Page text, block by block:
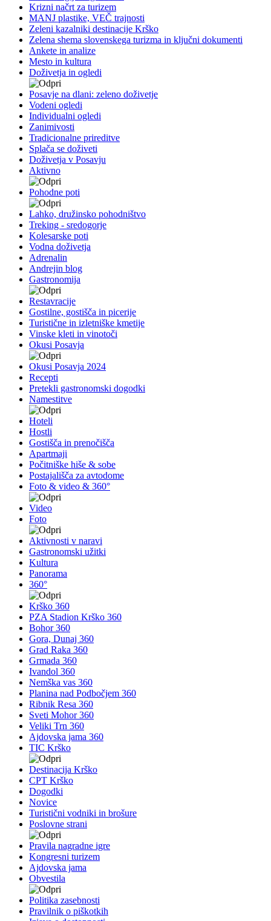
Krizni načrt za turizem
MANJ plastike, VEČ trajnosti
Zeleni kazalniki destinacije Krško
Zelena shema slovenskega turizma in ključni dokumenti
Ankete in analize
Mesto in kultura
Doživetja in ogledi
Posavje na dlani: zeleno doživetje
Vodeni ogledi
Individualni ogledi
Zanimivosti
Tradicionalne prireditve
Splača se doživeti
Doživetja v Posavju
Aktivno
Pohodne poti
Lahko, družinsko pohodništvo
Treking - sredogorje
Kolesarske poti
Vodna doživetja
Adrenalin
Andrejin blog
Gastronomija
Restavracije
Gostilne, gostišča in picerije
Turistične in izletniške kmetije
Vinske kleti in vinotoči
Okusi Posavja
Okusi Posavja 2024
Recepti
Pretekli gastronomski dogodki
Namestitve
Hoteli
Hostli
Gostišča in prenočišča
Apartmaji
Počitniške hiše & sobe
Postajališča za avtodome
Foto & video & 360°
Video
Foto
Aktivnosti v naravi
Gastronomski užitki
Kultura
Panorama
360°
Krško 360
PZA Stadion Krško 360
Bohor 360
Gora, Dunaj 360
Grad Raka 360
Grmada 360
Ivandol 360
Nemška vas 360
Planina nad Podbočjem 360
Ribnik Resa 360
Sveti Mohor 360
Veliki Trn 360
Ajdovska jama 360
TIC Krško
Destinacija Krško
CPT Krško
Dogodki
Novice
Turistični vodniki in brošure
Poslovne strani
Pravila nagradne igre
Kongresni turizem
Ajdovska jama
Obvestila
Politika zasebnosti
Pravilnik o piškotkih